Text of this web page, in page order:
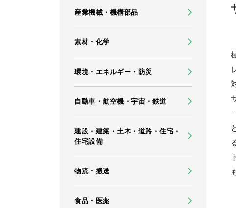
産業機械・機構部品
素材・化学
環境・エネルギー・防災
自動車・航空機・宇宙・鉄道
建設・建築・土木・道路・住宅・
住宅設備
物流・搬送
食品・医薬